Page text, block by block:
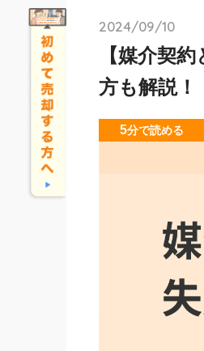
2024/09/10
【媒介契
方も解説！
5分で読める